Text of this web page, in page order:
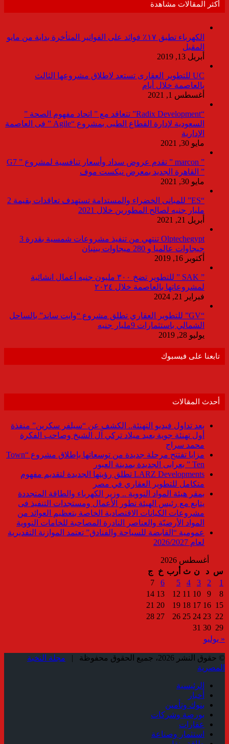
أكثر المقالات مشاهدة
الكهرباء تطبق ١٧٪ فوائد على الفواتير المتأخرة بداية من مايو
المقبل
أبريل 13, 2019
UC للتطوير العقارى تستعد لاطلاق مشروعها الثالث
بالعاصمة خلال أيام
أغسطس 1, 2021
“Radix Development” تتعاقد مع ” اتحاد مفهوم الصحة ”
السعودية لإدارة القطاع الطبى بمشروع “Agile ” فى العاصمة
الإدارية
مايو 30, 2021
” marcon ” تقدم عروض سداد وأسعار تنافسية لمشروع ” G7
” القاهرة الجديد بمعرض نيكست موف
مايو 30, 2021
“ES” للمبانى الخضراء والمستدامة تستهدف تعاقدات بقيمة 2
مليار جنيه لصالح المطورين خلال 2021
أبريل 21, 2021
Olptechegypt تنتهي من تنفيذ مشروعات شمسية بقدرة 3
جيجاوات عالميا و 280 ميجاوات ببنبان
أكتوبر 16, 2019
” SAK ” للتطوير تضخ ٣٠٠ مليون جنيه أعمال انشائية
لمشروعاتها بالعاصمة خلال ٢٠٢٤
فبراير 21, 2024
“GV” للتطوير العقاري تطلق مشروع “وايت ساند” بالساحل
الشمالي باستثمارات 9مليار جنيه
يوليو 28, 2019
تابعنا على فيسبوك
أحدث المقالات
بعد تداول فيديو التهنئة.. الكشف عن “سيلفر سكرين” منفذة
أول تهنئة جوية بعيد ميلاد تركي آل الشيخ وصاحب الفكرة
محمد سراج
مزايا تفتتح مرحلة جديدة من توسعاتها بإطلاق مشروع “Town
Ten ” بعرابى الجديدة بمدينة العبور
LARZ Developments تطلق رؤيتها الجديدة لتقديم مفهوم
متكامل للتطوير العقاري في مصر
بمقر هيئة المواد النووية .. وزير الكهرباء والطاقة المتجددة
يتابع مع رئيس الهيئة تطور الأعمال ومستجدات التنفيذ فى
مشروعات الكيانات الاقتصادية الخاصة بتعظيم العوائد من
المواد الأرضيّة والعناصر النادرة المصاحبة للخامات النووية
عمومية “القابضة للسياحة والفنادق” تعتمد الموازنة التقديرية
لعام 2026/2027
أغسطس 2026
س د ن ث أرب خ
ج
1
2
3
4
5
6
7
8
9
10
11
12
13
14
15
16
17
18
19
20
21
22
23
24
25
26
27
28
29
30
31
« يوليو
© حقوق النشر 2026، جميع الحقوق محفوظة |
مجلة النخبة
المصرية
الرئيسية
أخبار
بنوك وتأمين
بورصة وشركات
عقارات
استثمار وصناعة